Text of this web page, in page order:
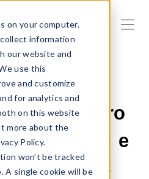
on your computer.
information
our website and
use this
and customize
for analytics and
on this website
more about the
Policy.
won’t be tracked
A single cookie will be
9:12:51 | POD
O futuro
eletrônico e
DTC